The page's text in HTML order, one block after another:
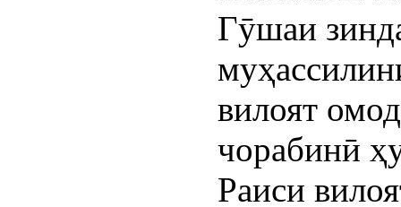
Гӯшаи
вилоят
чорабинӣ
Раиси